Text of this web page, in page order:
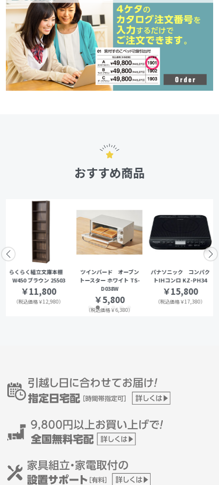
おすすめ商品
らくらく組立文庫本棚
W450 ブラウン 25503
￥11,800
（税込価格￥12,980）
ツインバード オーブン
トースター ホワイト TS-
D038W
￥5,800
（税込価格￥6,380）
パナソニック コンパク
トIHコンロ KZ-PH34
￥15,800
（税込価格￥17,380）